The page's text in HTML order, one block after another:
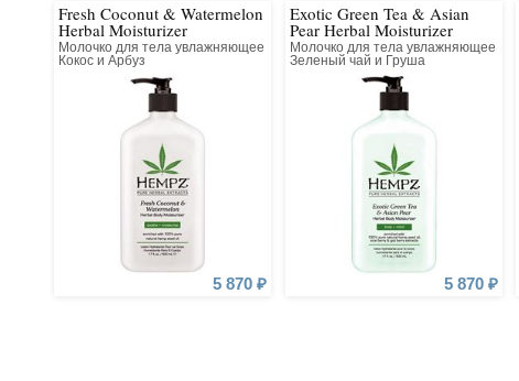
Fresh Coconut & Watermelon
Herbal Moisturizer
Молочко для тела увлажняющее
Кокос и Арбуз
5 870 ₽
Exotic Green Tea & Asian
Pear Herbal Moisturizer
Молочко для тела увлажняющее
Зеленый чай и Груша
5 870 ₽